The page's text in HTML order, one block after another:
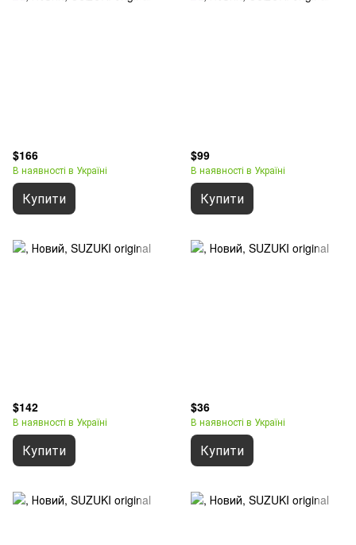
$166
В наявності в Україні
Купити
$99
В наявності в Україні
Купити
$142
В наявності в Україні
Купити
$36
В наявності в Україні
Купити